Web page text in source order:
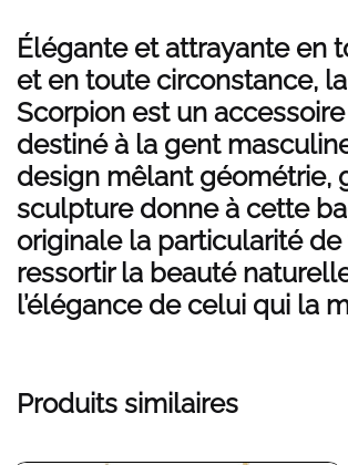
Élégante et attrayante en
et en toute circonstance,
Scorpion est un
destiné à la gent
design mêlant géométrie,
sculpture donne à cette
originale la particularité de
ressortir la beauté
l’élégance de celui qui la
Produits similaires